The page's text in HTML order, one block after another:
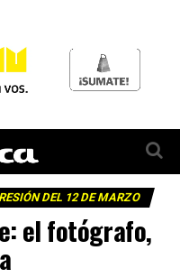
DEL 12 DE MARZO
el fotógrafo,